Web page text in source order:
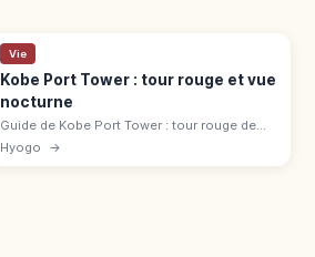
Vie
Kobe Port Tower : tour rouge et vue
nocturne
Guide de Kobe Port Tower : tour rouge de
108 m, pont d’observation, café tournant et
accès depuis Minato-Motomachi pour la
Hyogo →